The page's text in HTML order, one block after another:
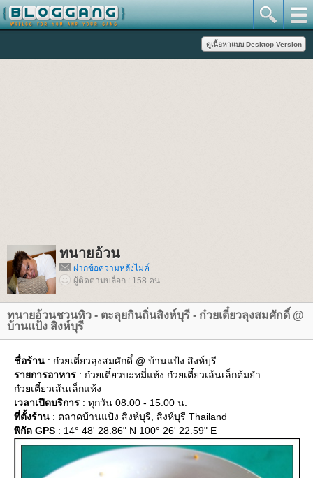
ทนายอ้วน
ฝากข้อความหลังไมค์
ผู้ติดตามบล็อก : 158 คน
ทนายอ้วนชวนหิว - ตะลุยกินถิ่นสิงห์บุรี - ก๋วยเตี๋ยวลุงสมศักดิ์ @
บ้านแป้ง สิงห์บุรี
ชื่อร้าน : ก๋วยเตี๋ยวลุงสมศักดิ์ @ บ้านแป้ง สิงห์บุรี
รายการอาหาร : ก๋วยเตี๋ยวบะหมี่แห้ง ก๋วยเตี๋ยวเล้นเล็กต้มยำ
ก๋วยเตี๋ยวเส้นเล็กแห้ง
เวลาเปิดบริการ : ทุกวัน 08.00 - 15.00 น.
ที่ตั้งร้าน : ตลาดบ้านแป้ง สิงห์บุรี, สิงห์บุรี Thailand
พิกัด GPS : 14° 48' 28.86" N 100° 26' 22.59" E